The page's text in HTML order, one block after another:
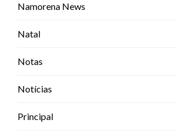
Namorena News
Natal
Notas
Notícias
Principal